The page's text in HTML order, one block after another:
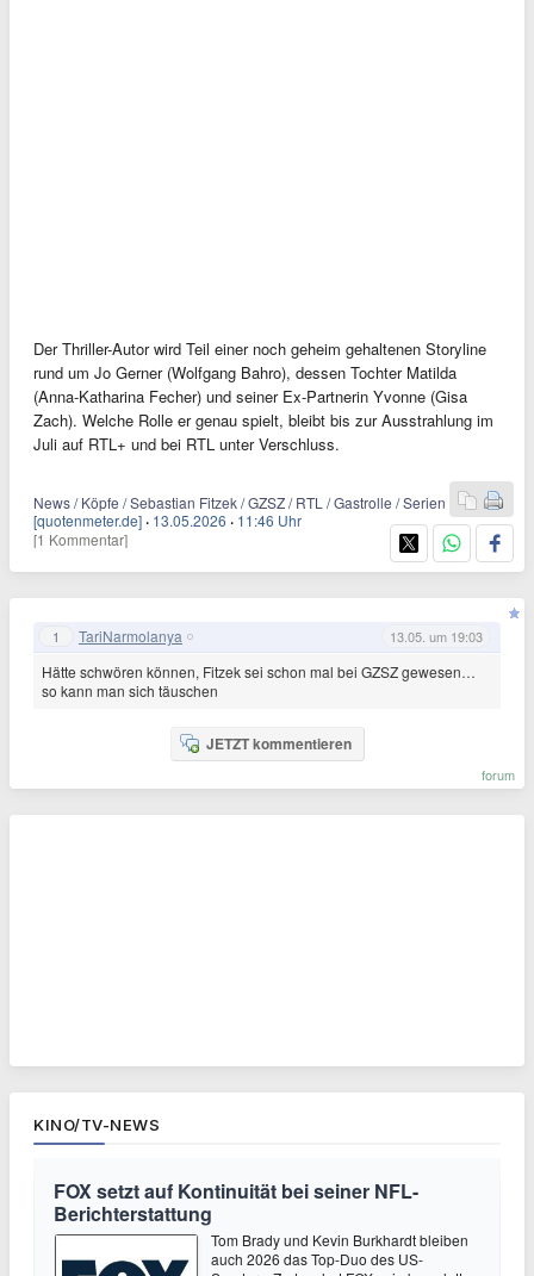
Der Thriller-Autor wird Teil einer noch geheim gehaltenen Storyline
rund um Jo Gerner (Wolfgang Bahro), dessen Tochter Matilda
(Anna-Katharina Fecher) und seiner Ex-Partnerin Yvonne (Gisa
Zach). Welche Rolle er genau spielt, bleibt bis zur Ausstrahlung im
Juli auf RTL+ und bei RTL unter Verschluss.
News / Köpfe / Sebastian Fitzek / GZSZ / RTL / Gastrolle / Serien
[quotenmeter.de] · 13.05.2026 · 11:46 Uhr
[1 Kommentar]
1 TariNarmolanya 13.05. um 19:03
Hätte schwören können, Fitzek sei schon mal bei GZSZ gewesen…
so kann man sich täuschen
JETZT kommentieren
forum
KINO/TV-NEWS
FOX setzt auf Kontinuität bei seiner NFL-
Berichterstattung
Tom Brady und Kevin Burkhardt bleiben
auch 2026 das Top-Duo des US-